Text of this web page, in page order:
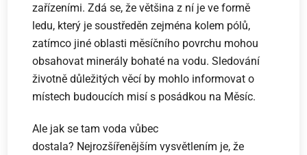
zařízeními. Zdá se, že většina z ní je ve formě
ledu, který je soustředěn zejména kolem pólů,
zatímco jiné oblasti měsíčního povrchu mohou
obsahovat minerály bohaté na vodu. Sledování
životně důležitých věcí by mohlo informovat o
místech budoucích misí s posádkou na Měsíc.
Ale jak se tam voda vůbec
dostala? Nejrozšířenějším vysvětlením je, že